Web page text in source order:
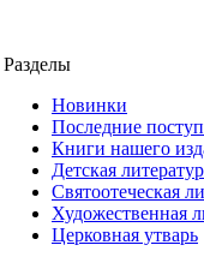
Разделы
Новинки
Последние
Книги нашего
Детская
Святоотеческая
Художественная
Церковная утварь